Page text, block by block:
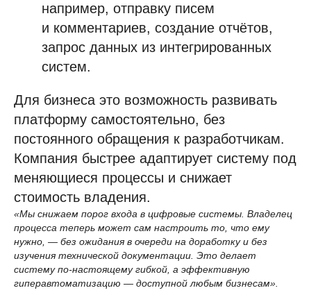
например, отправку писем
и комментариев, создание отчётов,
запрос данных из интегрированных
систем.
Для бизнеса это возможность развивать
платформу самостоятельно, без
постоянного обращения к разработчикам.
Компания быстрее адаптирует систему под
меняющиеся процессы и снижает
стоимость владения.
«Мы снижаем порог входа в цифровые системы. Владелец
процесса теперь может сам настроить то, что ему
нужно, — без ожидания в очереди на доработку и без
изучения технической документации. Это делает
систему по-настоящему гибкой, а эффективную
гиперавтоматизацию — доступной любым бизнесам».